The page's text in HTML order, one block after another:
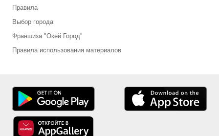
Правила
Выбор города
Франшиза "Окей Город"
Правила использования материалов